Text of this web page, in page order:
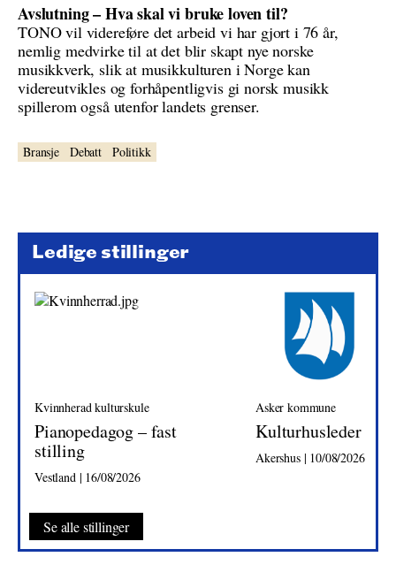
Avslutning – Hva skal vi bruke loven til?
TONO vil videreføre det arbeid vi har gjort i 76 år,
nemlig medvirke til at det blir skapt nye norske
musikkverk, slik at musikkulturen i Norge kan
videreutvikles og forhåpentligvis gi norsk musikk
spillerom også utenfor landets grenser.
Bransje Debatt Politikk
Ledige stillinger
Kvinnherad kulturskule
Pianopedagog – fast
stilling
Vestland | 16/08/2026
Asker kommune
Kulturhusleder
Akershus | 10/08/2026
Se alle stillinger